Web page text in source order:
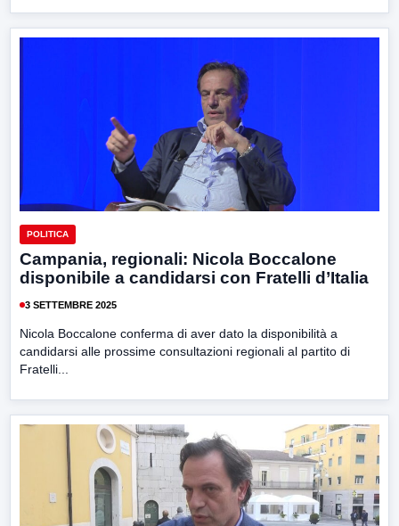
POLITICA
Campania, regionali: Nicola Boccalone
disponibile a candidarsi con Fratelli d’Italia
3 SETTEMBRE 2025
Nicola Boccalone conferma di aver dato la disponibilità a
candidarsi alle prossime consultazioni regionali al partito di
Fratelli...